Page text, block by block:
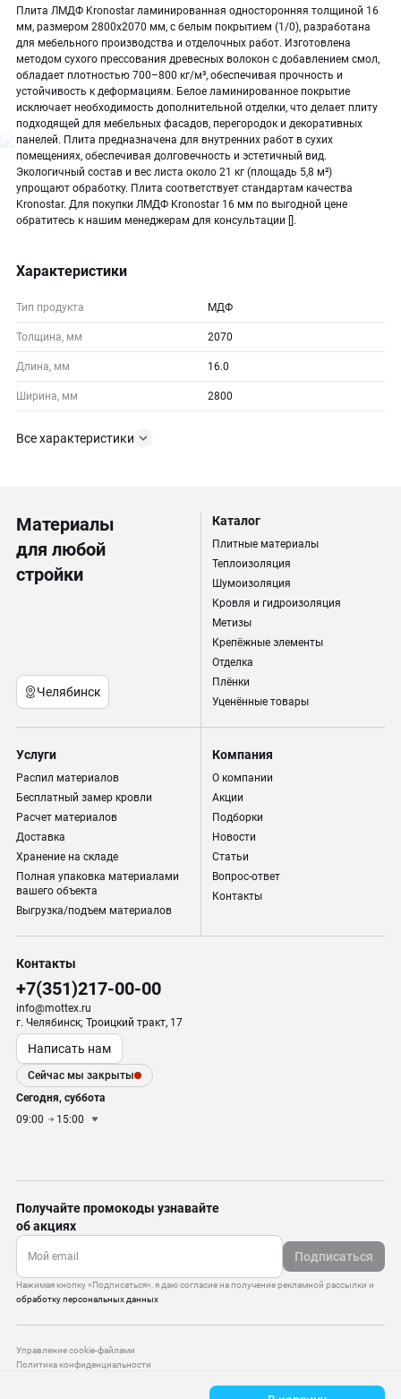
Плита ЛМДФ Kronostar ламинированная односторонняя толщиной 16
мм, размером 2800х2070 мм, с белым покрытием (1/0), разработана
для мебельного производства и отделочных работ. Изготовлена
методом сухого прессования древесных волокон с добавлением смол,
обладает плотностью 700–800 кг/м³, обеспечивая прочность и
устойчивость к деформациям. Белое ламинированное покрытие
исключает необходимость дополнительной отделки, что делает плиту
подходящей для мебельных фасадов, перегородок и декоративных
панелей. Плита предназначена для внутренних работ в сухих
помещениях, обеспечивая долговечность и эстетичный вид.
Экологичный состав и вес листа около 21 кг (площадь 5,8 м²)
упрощают обработку. Плита соответствует стандартам качества
Kronostar. Для покупки ЛМДФ Kronostar 16 мм по выгодной цене
обратитесь к нашим менеджерам для консультации [].
Характеристики
Тип продукта МДФ
Толщина, мм 2070
Длина, мм 16.0
Ширина, мм 2800
Все характеристики
Материалы
для любой
стройки
Челябинск
Каталог
Плитные материалы
Теплоизоляция
Шумоизоляция
Кровля и гидроизоляция
Метизы
Крепёжные элементы
Отделка
Плёнки
Уценённые товары
Услуги
Распил материалов
Бесплатный замер кровли
Расчет материалов
Доставка
Хранение на складе
Полная упаковка материалами
вашего объекта
Выгрузка/подъем материалов
Компания
О компании
Акции
Подборки
Новости
Статьи
Вопрос-ответ
Контакты
Контакты
+7(351)217-00-00
info@mottex.ru
г. Челябинск; Троицкий тракт, 17
Написать нам
Сейчас мы закрыты
Сегодня, суббота
09:00
15:00
Получайте промокоды узнавайте
об акциях
Подписаться
Нажимая кнопку «Подписаться», я даю согласие на получение рекламной рассылки и
обработку персональных данных
Управление cookie-файлами
Политика конфиденциальности